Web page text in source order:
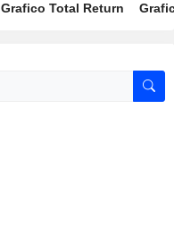
Grafico Total Return